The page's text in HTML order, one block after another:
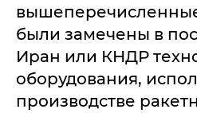
были замечены в
Иран или КНДР
оборудования,
производстве